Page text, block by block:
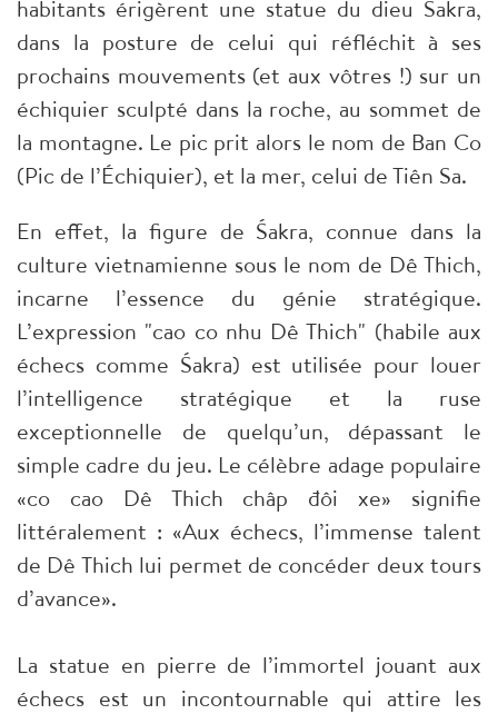
habitants érigèrent une statue du dieu Śakra,
dans la posture de celui qui réfléchit à ses
prochains mouvements (et aux vôtres !) sur un
échiquier sculpté dans la roche, au sommet de
la montagne. Le pic prit alors le nom de Ban Co
(Pic de l’Échiquier), et la mer, celui de Tiên Sa.
En effet, la figure de Śakra, connue dans la
culture vietnamienne sous le nom de Dê Thich,
incarne l’essence du génie stratégique.
L’expression "cao co nhu Dê Thich" (habile aux
échecs comme Śakra) est utilisée pour louer
l’intelligence stratégique et la ruse
exceptionnelle de quelqu’un, dépassant le
simple cadre du jeu. Le célèbre adage populaire
«co cao Dê Thich châp đôi xe» signifie
littéralement : «Aux échecs, l’immense talent
de Dê Thich lui permet de concéder deux tours
d’avance».
La statue en pierre de l’immortel jouant aux
échecs est un incontournable qui attire les